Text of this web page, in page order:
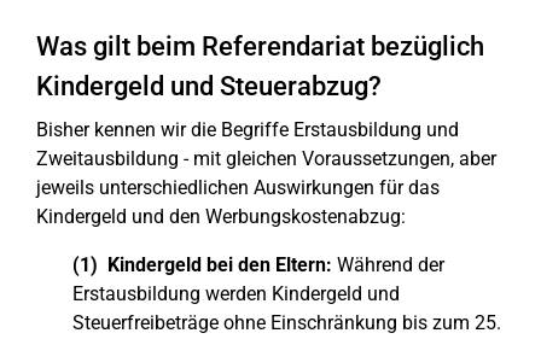
Was gilt beim Referendariat bezüglich
Kindergeld und Steuerabzug?
Bisher kennen wir die Begriffe Erstausbildung und
Zweitausbildung - mit gleichen Voraussetzungen, aber
jeweils unterschiedlichen Auswirkungen für das
Kindergeld und den Werbungskostenabzug:
(1) Kindergeld bei den Eltern: Während der
Erstausbildung werden Kindergeld und
Steuerfreibeträge ohne Einschränkung bis zum 25.